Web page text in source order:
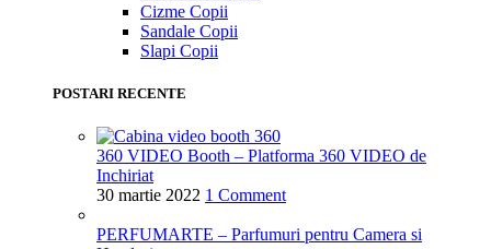
Cizme Copii
Sandale Copii
Slapi Copii
POSTARI RECENTE
360 VIDEO Booth – Platforma 360 VIDEO de
Inchiriat
30 martie 2022 1 Comment
PERFUMARTE – Parfumuri pentru Camera si